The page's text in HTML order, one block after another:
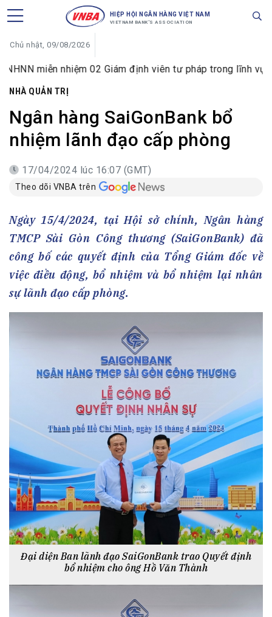
HIỆP HỘI NGÂN HÀNG VIỆT NAM
VIETNAM BANK'S ASSOCIATION
Chủ nhật, 09/08/2026
nhiệm 02 Giám định viên tư pháp trong lĩnh vực tiền tệ và
NHÀ QUẢN TRỊ
Ngân hàng SaiGonBank bổ
nhiệm lãnh đạo cấp phòng
17/04/2024 lúc 16:07 (GMT)
Theo dõi VNBA trên
Ngày 15/4/2024, tại Hội sở chính, Ngân hàng
TMCP Sài Gòn Công thương (SaiGonBank) đã
công bố các quyết định của Tổng Giám đốc về
việc điều động, bổ nhiệm và bổ nhiệm lại nhân
sự lãnh đạo cấp phòng.
Đại diện Ban lãnh đạo SaiGonBank trao Quyết định
bổ nhiệm cho ông Hồ Văn Thành